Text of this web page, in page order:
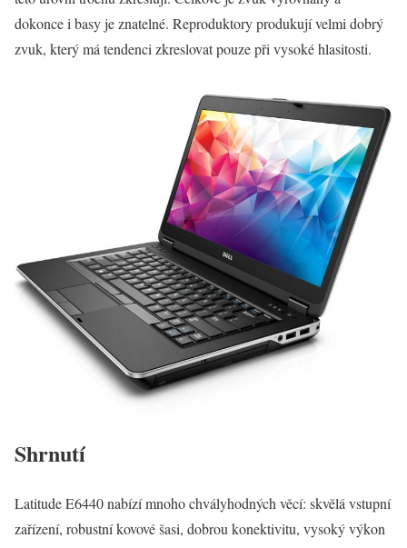
dokonce i basy je znatelné. Reproduktory produkují velmi dobrý
zvuk, který má tendenci zkreslovat pouze při vysoké hlasitosti.
Shrnutí
Latitude E6440 nabízí mnoho chvályhodných věcí: skvělá vstupní
zařízení, robustní kovové šasi, dobrou konektivitu, vysoký výkon